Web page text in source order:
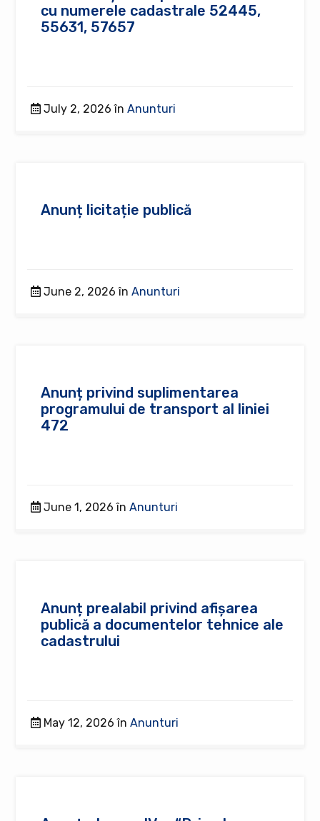
cu numerele cadastrale 52445,
55631, 57657
July 2, 2026 înAnunturi
Anunț licitație publică
June 2, 2026 înAnunturi
Anunț privind suplimentarea
programului de transport al liniei
472
June 1, 2026 înAnunturi
Anunț prealabil privind afișarea
publică a documentelor tehnice ale
cadastrului
May 12, 2026 înAnunturi